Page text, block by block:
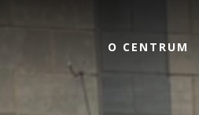
O CENTRUM